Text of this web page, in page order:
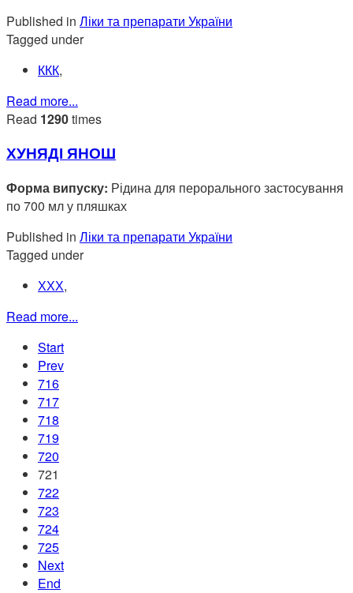
Published in Ліки та препарати України
Tagged under
ККК,
Read more...
Read 1290times
ХУНЯДІ ЯНОШ
Форма випуску: Рідина для перорального застосування
по 700 мл у пляшках
Published in Ліки та препарати України
Tagged under
ХХХ,
Read more...
Start
Prev
716
717
718
719
720
721
722
723
724
725
Next
End